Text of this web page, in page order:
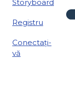
Storyboard
Registru
Conectați-
vă